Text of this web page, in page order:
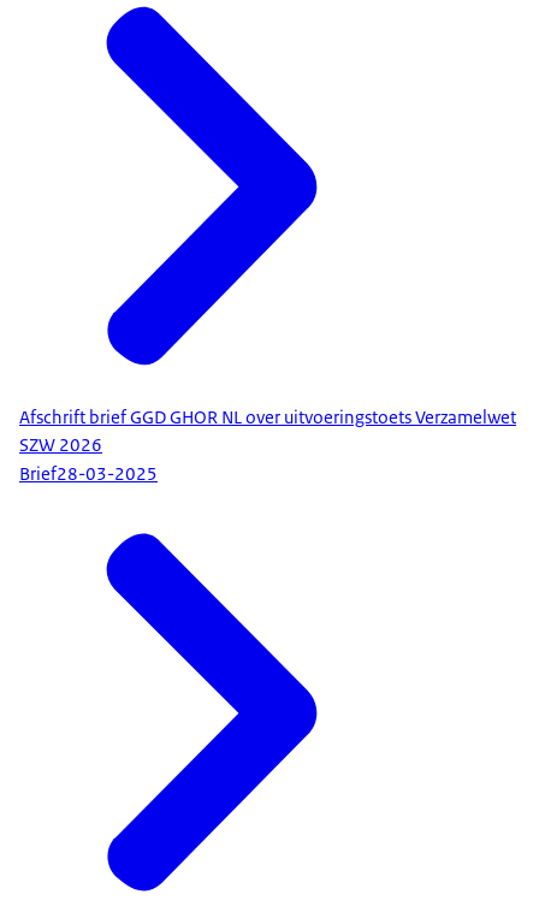
Afschrift brief GGD GHOR NL over uitvoeringstoets Verzamelwet
SZW 2026
Brief28-03-2025